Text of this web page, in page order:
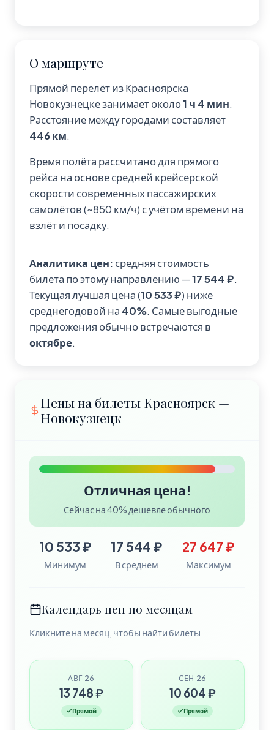
О маршруте
Прямой перелёт из Красноярска
Новокузнецке занимает около1 ч 4 мин.
Расстояние между городами составляет
446 км.
Время полёта рассчитано для прямого
рейса на основе средней крейсерской
скорости современных пассажирских
самолётов (~850 км/ч) с учётом времени на
взлёт и посадку.
Аналитика цен: средняя стоимость
билета по этому направлению —17 544 ₽.
Текущая лучшая цена (10 533 ₽) ниже
среднегодовой на 40%. Самые выгодные
предложения обычно встречаются в
октябре.
Цены на билеты Красноярск —
Новокузнецк
Отличная цена!
Сейчас на 40% дешевле обычного
10 533 ₽
Минимум
17 544 ₽
В среднем
27 647 ₽
Максимум
Календарь цен по месяцам
Кликните на месяц, чтобы найти билеты
АВГ 26
13 748 ₽
Прямой
СЕН 26
10 604 ₽
Прямой